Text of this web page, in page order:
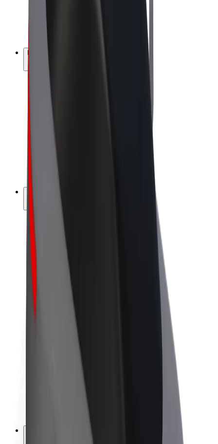
Bolt cégeknek
E-kerékpárok
Bolt Plus
Keress a Bolttal
Sofőrök
A Bolt-ról
A Boltról
Project Zero
Sajtószoba
Befektetői kapcsolatok